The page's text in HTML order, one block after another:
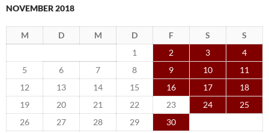
NOVEMBER 2018
M D M D F S
S
1
2 3
4
5
6 7 8 9 10
11
12
13 14 15 16 17
18
19
20 21 22 23 24
25
26
27 28 29
30